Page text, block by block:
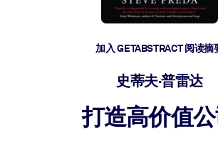
培养您的员工应对未来挑战所需的技能。
面向 LMS/LXP
加入 GETABSTRACT 阅读摘
史蒂夫·普雷达
打造高价值公